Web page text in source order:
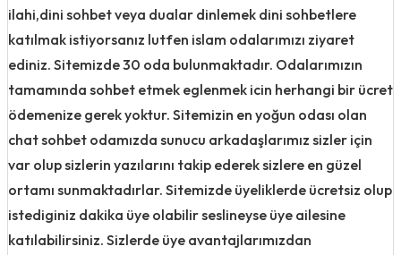
ilahi,dini sohbet veya dualar dinlemek dini sohbetlere
katılmak istiyorsanız lutfen islam odalarımızı ziyaret
ediniz. Sitemizde 30 oda bulunmaktadır. Odalarımızın
tamamında sohbet etmek eglenmek icin herhangi bir ücret
ödemenize gerek yoktur. Sitemizin en yoğun odası olan
chat sohbet odamızda sunucu arkadaşlarımız sizler için
var olup sizlerin yazılarını takip ederek sizlere en güzel
ortamı sunmaktadırlar. Sitemizde üyeliklerde ücretsiz olup
istediginiz dakika üye olabilir seslineyse üye ailesine
katılabilirsiniz. Sizlerde üye avantajlarımızdan